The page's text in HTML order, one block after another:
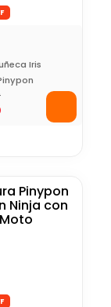
Iris